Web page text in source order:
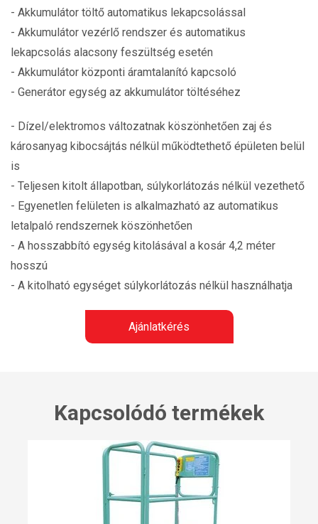
- Akkumulátor töltő automatikus lekapcsolással
- Akkumulátor vezérlő rendszer és automatikus
lekapcsolás alacsony feszültség esetén
- Akkumulátor központi áramtalanító kapcsoló
- Generátor egység az akkumulátor töltéséhez
- Dízel/elektromos változatnak köszönhetően zaj és
károsanyag kibocsájtás nélkül működtethető épületen belül
is
- Teljesen kitolt állapotban, súlykorlátozás nélkül vezethető
- Egyenetlen felületen is alkalmazható az automatikus
letalpaló rendszernek köszönhetően
- A hosszabbító egység kitolásával a kosár 4,2 méter
hosszú
- A kitolható egységet súlykorlátozás nélkül használhatja
Ajánlatkérés
Kapcsolódó termékek